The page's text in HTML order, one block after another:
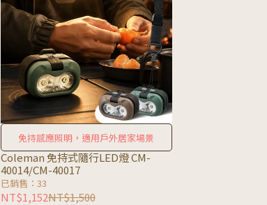
免持感應照明，適用戶外居家場景
Coleman 免持式隨行LED燈 CM-
40014/CM-40017
已銷售：33
NT$1,152NT$1,500